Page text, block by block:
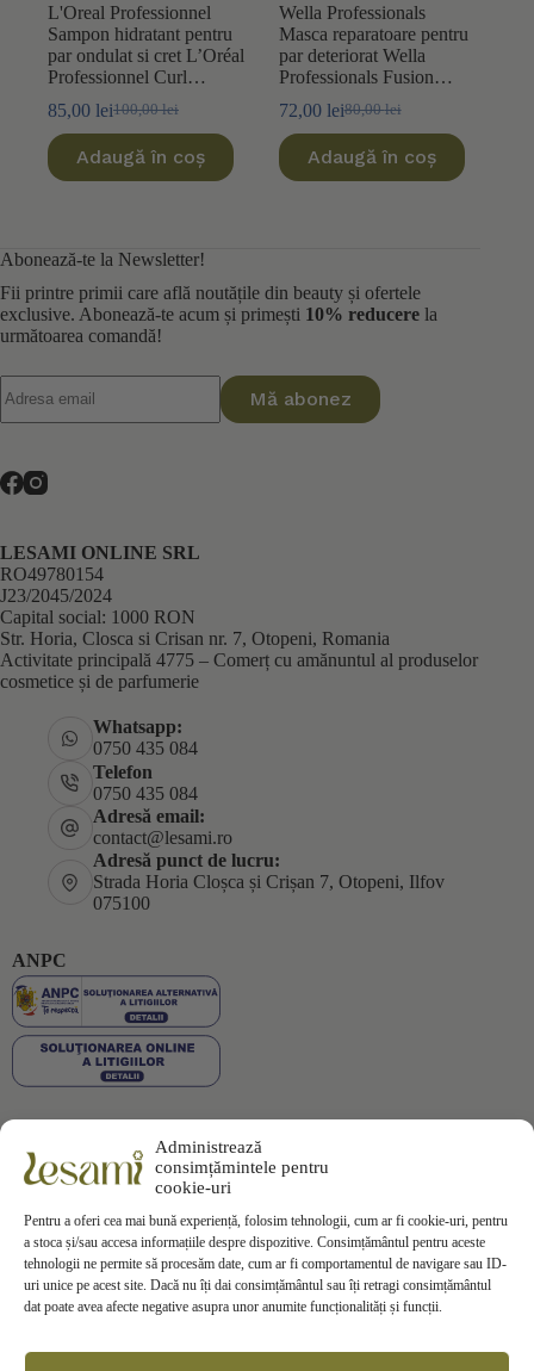
L'Oreal Professionnel
Sampon hidratant pentru
par ondulat si cret L’Oréal
Professionnel Curl
100,00lei
Prețul
inițial
a
fost:
85,00 leiPrețul
curent
este:
85,00 lei.
Adaugă în coș
Wella Professionals
Masca reparatoare pentru
par deteriorat Wella
Professionals Fusion
80,00lei
Prețul
inițial
a
fost:
72,00 leiPrețul
curent
este:
72,00 lei.
Adaugă în coș
Abonează-te la Newsletter!
Fii printre primii care află noutățile din beauty și ofertele
exclusive. Abonează-te acum și primești 10% reducere la
următoarea comandă!
Mă abonez
LESAMI ONLINE SRL
RO49780154
J23/2045/2024
Capital social: 1000 RON
Str. Horia, Closca si Crisan nr. 7, Otopeni, Romania
Activitate principală 4775 – Comerț cu amănuntul al produselor
cosmetice și de parfumerie
Whatsapp:
0750 435 084
Telefon
0750 435 084
Adresă email:
contact@lesami.ro
Adresă punct de lucru:
Strada Horia Cloșca și Crișan 7, Otopeni, Ilfov
075100
ANPC
Plata securizată
Informații
Administrează
consimțămintele pentru
cookie-uri
Pentru a oferi cea mai bună experiență, folosim tehnologii, cum ar fi cookie-uri, pentru
a stoca și/sau accesa informațiile despre dispozitive. Consimțământul pentru aceste
tehnologii ne permite să procesăm date, cum ar fi comportamentul de navigare sau ID-
uri unice pe acest site. Dacă nu îți dai consimțământul sau îți retragi consimțământul
dat poate avea afecte negative asupra unor anumite funcționalități și funcții.